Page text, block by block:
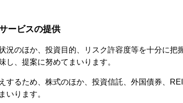
ービスの提供
況のほか、投資目的、リスク許容度等を十分に把
し、提案に努めてまいります。
するため、株式のほか、投資信託、外国債券、
いります。